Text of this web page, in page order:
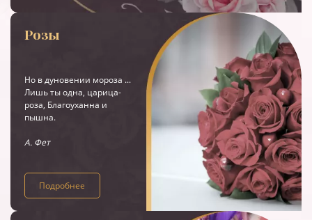
Розы
Но в дуновении мороза ...
Лишь ты одна, царица-
роза, Благоуханна и
пышна.
А. Фет
Подробнее